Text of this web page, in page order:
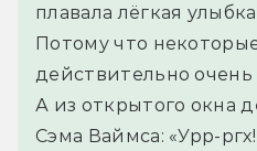
плавала лёгкая
Потому что
действительно
А из открытого окна
Сэма Ваймса: «Урр-